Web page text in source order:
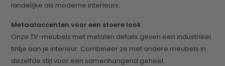
landelijke als moderne interieurs.
Metaalaccenten voor een stoere look
Onze TV-meubels met metalen details geven een industrieel
tintje aan je interieur. Combineer ze met andere meubels in
dezelfde stijl voor een samenhangend geheel.